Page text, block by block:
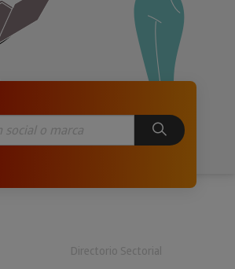
Directorio Sectorial